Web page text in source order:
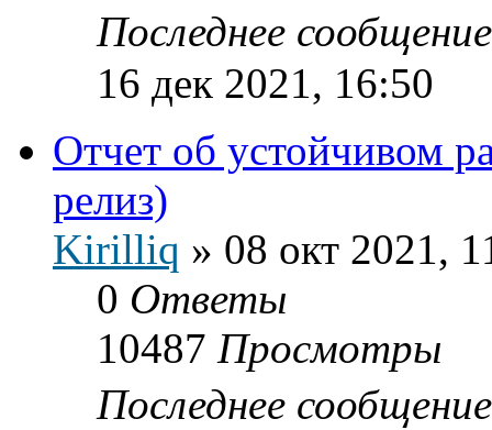
Последнее
16 дек 2021, 16:50
Отчет об устойчивом
релиз)
Kirilliq » 08 окт 2021,
0 Ответы
10487 Просмотры
Последнее